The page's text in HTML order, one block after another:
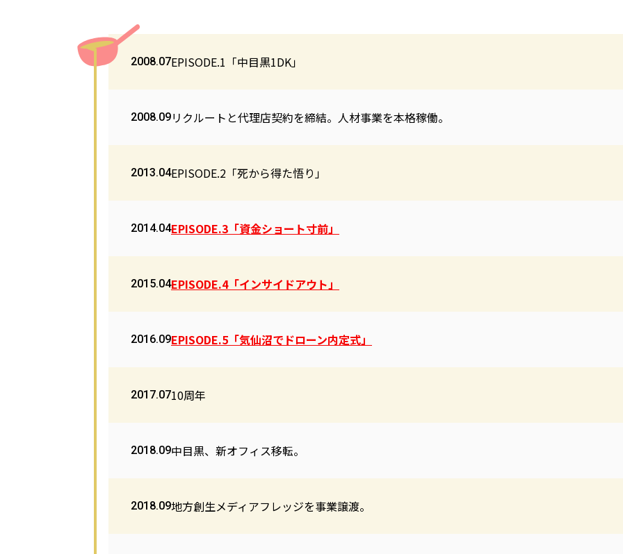
2008.07EPISODE.1「中目黒1DK」
2008.09リクルートと代理店契約を締結。人材事業を本格稼働。
2013.04EPISODE.2「死から得た悟り」
2014.04EPISODE.3「資金ショート寸前」
2015.04EPISODE.4「インサイドアウト」
2016.09EPISODE.5「気仙沼でドローン内定式」
2017.0710周年
2018.09中目黒、新オフィス移転。
2018.09地方創生メディアフレッジを事業譲渡。